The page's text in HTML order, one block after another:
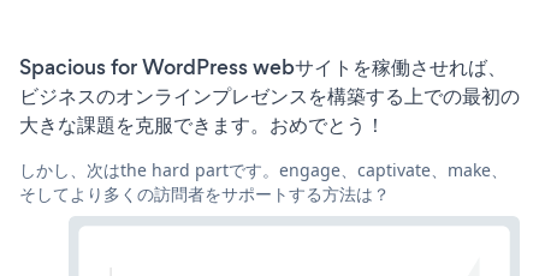
Spacious for WordPress webサイトを稼働させれば、
ビジネスのオンラインプレゼンスを構築する上での最初の
大きな課題を克服できます。おめでとう！
しかし、次はthe hard partです。engage、captivate、make、
そしてより多くの訪問者をサポートする方法は？